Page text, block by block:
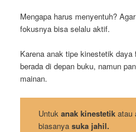
Mengapa harus menyentuh?
fokusnya bisa selalu aktif.
Karena anak tipe kinestetik
berada di depan buku, namun
mainan.
Untuk anak kinestetikatau
biasanya suka jahil.